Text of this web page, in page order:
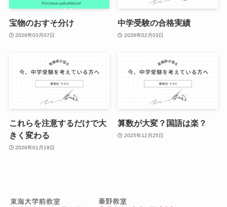
宝物のおすそ分け
2026年03月07日
中学受験の合格実績
2026年02月03日
これらを注意するだけで大
きく変わる
2026年01月18日
算数が大変？国語は楽？
2025年12月25日